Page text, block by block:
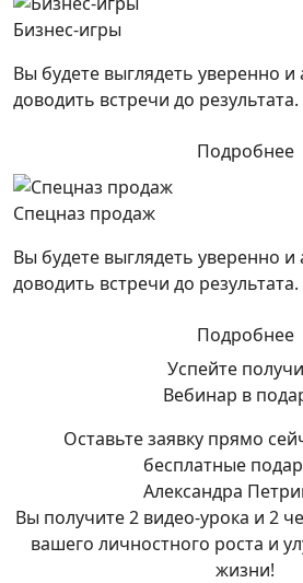
Бизнес-игры
Вы будете выглядеть уверенно и
доводить встречи до результата.
Подробнее
Спецназ продаж
Вы будете выглядеть уверенно и
доводить встречи до результата.
Подробнее
Успейте
Вебинар в
Оставьте заявку прямо
бесплатные
Александра
Вы получите 2 видео-урока и 2
вашего личностного роста и
жизни!